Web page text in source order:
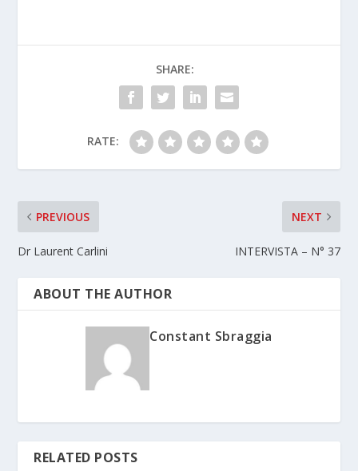
SHARE:
RATE:
PREVIOUS
Dr Laurent Carlini
NEXT
INTERVISTA – N° 37
ABOUT THE AUTHOR
Constant Sbraggia
RELATED POSTS